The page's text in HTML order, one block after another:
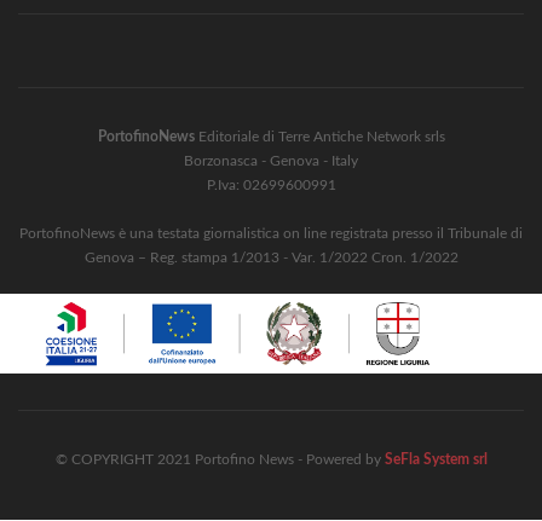
PortofinoNewsEditoriale di Terre Antiche Network srls
Borzonasca - Genova - Italy
P.Iva: 02699600991
PortofinoNews è una testata giornalistica on line registrata presso il Tribunale di
Genova – Reg. stampa 1/2013 - Var. 1/2022 Cron. 1/2022
© COPYRIGHT 2021 Portofino News - Powered by SeFla System srl